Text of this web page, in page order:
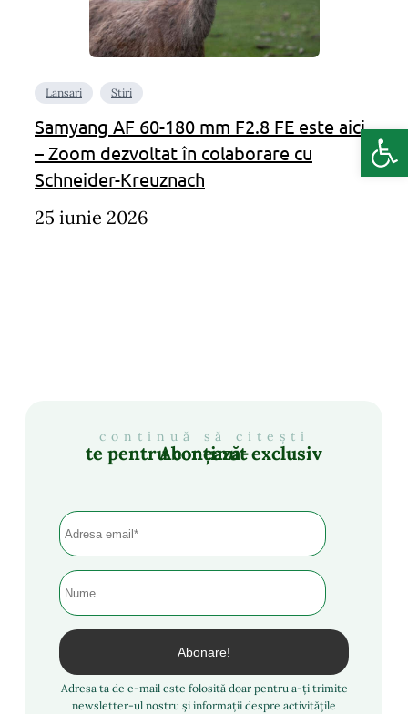
Lansari Stiri
Samyang AF 60-180 mm F2.8 FE este aici
– Zoom dezvoltat în colaborare cu
Schneider-Kreuznach
25 iunie 2026
continuă să citești
Abonează-te pentru conținut exclusiv
Adresa ta de e-mail este folosită doar pentru a-ți trimite
newsletter-ul nostru și informații despre activitățile